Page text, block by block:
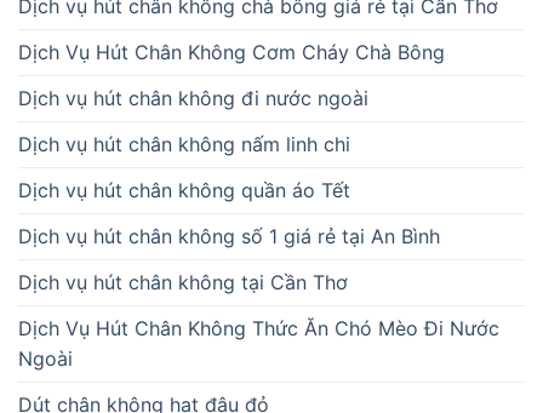
Dịch vụ hút chân không chà bông giá rẻ tại Cần Thơ
Dịch Vụ Hút Chân Không Cơm Cháy Chà Bông
Dịch vụ hút chân không đi nước ngoài
Dịch vụ hút chân không nấm linh chi
Dịch vụ hút chân không quần áo Tết
Dịch vụ hút chân không số 1 giá rẻ tại An Bình
Dịch vụ hút chân không tại Cần Thơ
Dịch Vụ Hút Chân Không Thức Ăn Chó Mèo Đi Nước
Ngoài
Dút chân không hạt đậu đỏ